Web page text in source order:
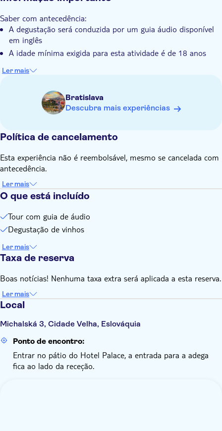
Saber com antecedência:
A degustação será conduzida por um guia áudio disponível
em inglês
A idade mínima exigida para esta atividade é de 18 anos
Ler mais
Bratislava
Descubra mais experiências
Política de cancelamento
Esta experiência não é reembolsável, mesmo se cancelada com
antecedência.
Ler mais
O que está incluído
Tour com guia de áudio
Degustação de vinhos
Ler mais
Taxa de reserva
Boas notícias! Nenhuma taxa extra será aplicada a esta reserva.
Ler mais
Local
Michalská 3, Cidade Velha, Eslováquia
Ponto de encontro:
Entrar no pátio do Hotel Palace, a entrada para a adega
fica ao lado da receção.